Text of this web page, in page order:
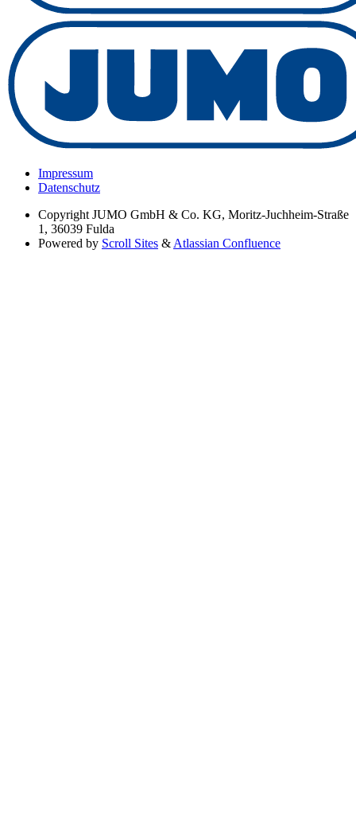
Impressum
Datenschutz
Copyright JUMO GmbH & Co. KG, Moritz-Juchheim-Straße
1, 36039 Fulda
Powered by Scroll Sites & Atlassian Confluence